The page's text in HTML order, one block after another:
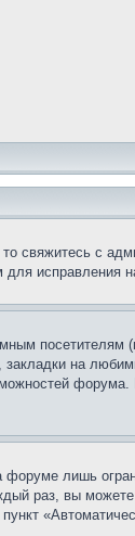
свяжитесь с
исправления
посетителям
на
форуме лишь
раз, вы